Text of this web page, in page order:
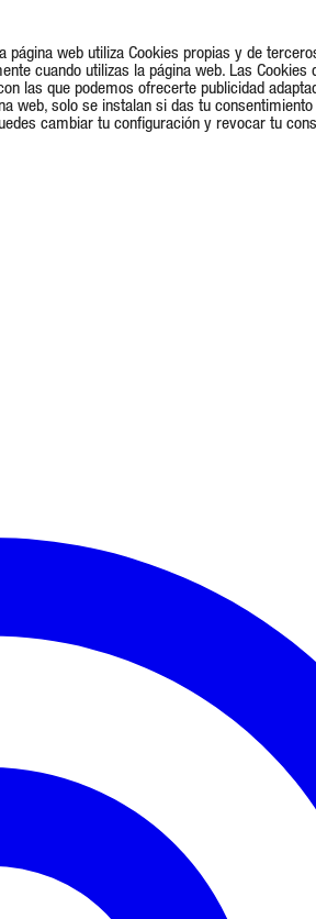
web utiliza Cookies propias y de
cuando utilizas la página web. Las
las que podemos ofrecerte publicidad
solo se instalan si das tu
cambiar tu configuración y revocar tu